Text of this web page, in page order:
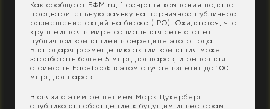
Как сообщает БФМ.ru , 1 февраля компания подала
предварительную заявку на первичное публичное
размещение акций на бирже (IPO). Ожидается, что
крупнейшая в мире социальная сеть станет
публичной компанией в середине этого года.
Благодаря размещению акций компания может
заработать более 5 млрд долларов, и рыночная
стоимость Facebook в этом случае взлетит до 100
млрд долларов.
В связи с этим решением Марк Цукерберг
опубликовал обращение к будущим инвесторам,